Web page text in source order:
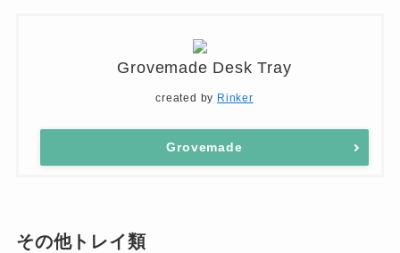
Grovemade Desk Tray
created by Rinker
Grovemade
その他トレイ類